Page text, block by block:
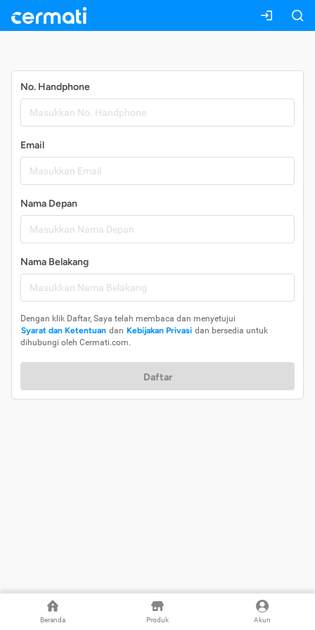
Beranda Produk Akun
No. Handphone
Email
Nama Depan
Nama Belakang
Dengan klik Daftar, Saya telah membaca dan menyetujui
Syarat dan Ketentuan dan Kebijakan Privasi dan bersedia untuk
dihubungi oleh Cermati.com.
Daftar